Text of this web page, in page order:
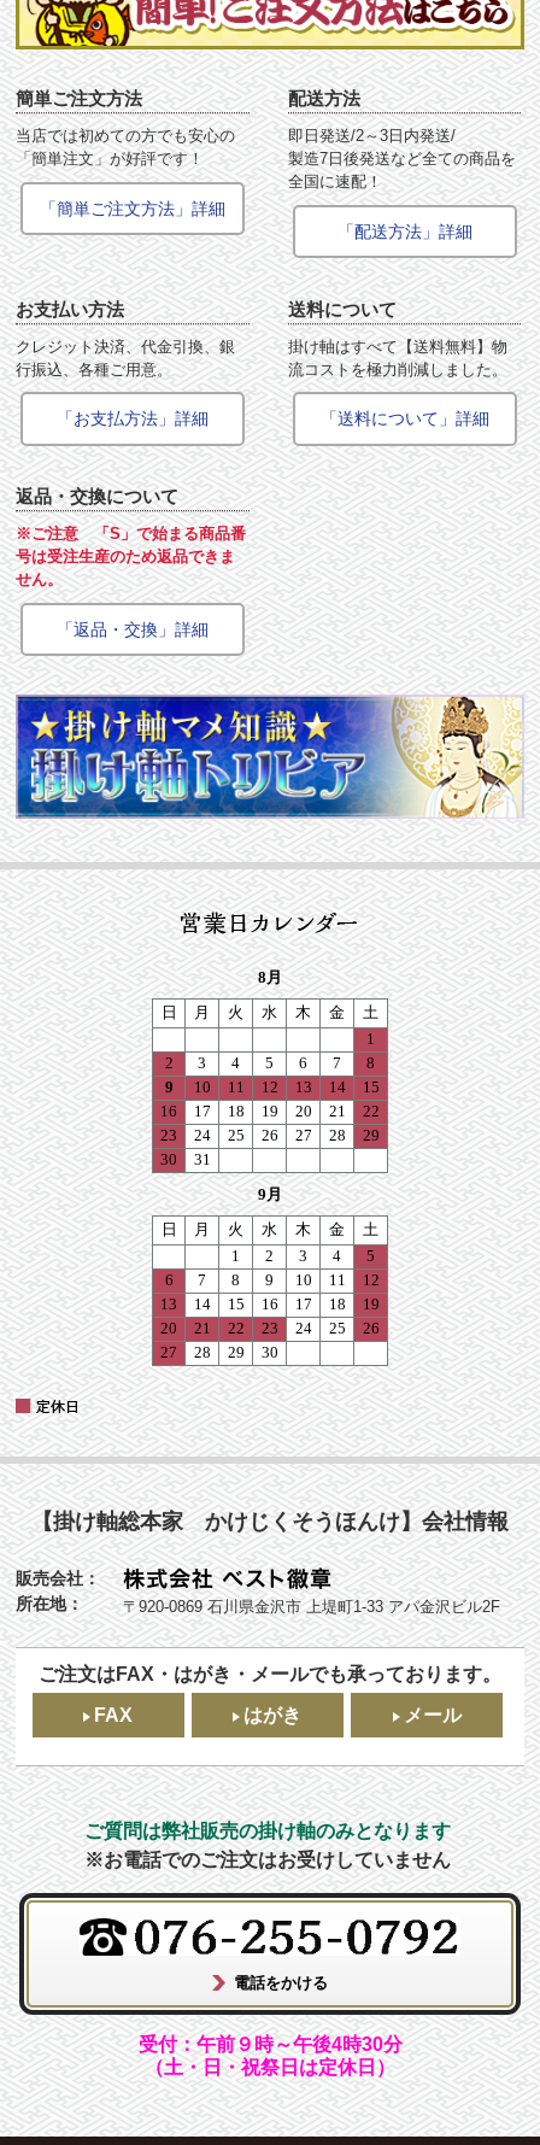
簡単ご注文方法
当店では初めての方でも安心の
「簡単注文」が好評です！
「簡単ご注文方法」詳細
配送方法
即日発送/2～3日内発送/
製造7日後発送など全ての商品を
全国に速配！
「配送方法」詳細
お支払い方法
クレジット決済、代金引換、銀
行振込、各種ご用意。
「お支払方法」詳細
送料について
掛け軸はすべて【送料無料】物
流コストを極力削減しました。
「送料について」詳細
返品・交換について
※ご注意 「S」で始まる商品番
号は受注生産のため返品できま
せん。
「返品・交換」詳細
【掛け軸総本家 かけじくそうほんけ】会社情報
販売会社：
所在地：
〒920-0869 石川県金沢市 上堤町1-33 アパ金沢ビル2F
ご注文はFAX・はがき・メールでも承っております。
FAX
はがき メール
ご質問は弊社販売の掛け軸のみとなります
※お電話でのご注文はお受けしていません
受付：午前９時～午後4時30分
（土・日・祝祭日は定休日）